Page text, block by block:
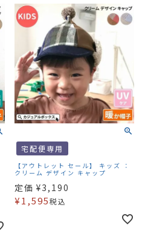
宅配便専用
【アウトレット セール】 キッズ ：
クリーム デザイン キャップ
定価 ¥3,190
¥1,595税込